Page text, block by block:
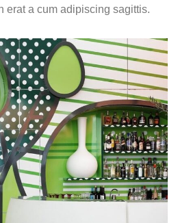
erat a cum adipiscing sagittis.